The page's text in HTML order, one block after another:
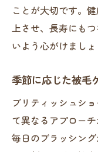
ことが大切です。
上させ、長寿にも
いよう心がけましょ
季節に応じた被毛
ブリティッシュシ
て異なるアプロー
毎日のブラッシン